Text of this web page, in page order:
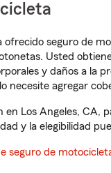
ofrecido seguro de
Usted
y daños a la
necesite agregar
en Los Angeles, CA,
y la elegibilidad
seguro de